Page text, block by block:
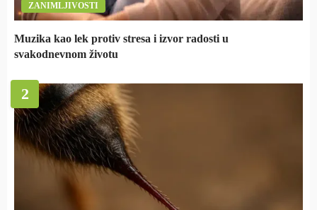
ZANIMLJIVOSTI
Muzika kao lek protiv stresa i izvor radosti u
svakodnevnom životu
2